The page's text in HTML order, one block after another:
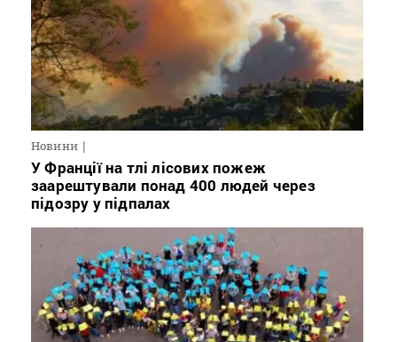
Новини
У Франції на тлі лісових пожеж
заарештували понад 400 людей через
підозру у підпалах